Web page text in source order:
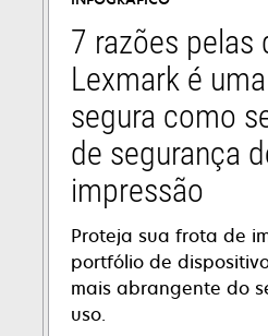
7 razões pelas
Lexmark é
segura como
de segurança
impressão
Proteja sua frota de
portfólio de
mais abrangente do
uso.